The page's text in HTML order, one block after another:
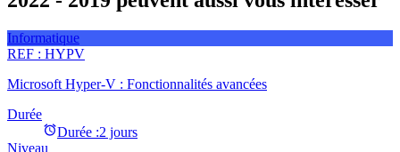
Informatique
REF : HYPV
Microsoft Hyper-V : Fonctionnalités avancées
Durée
Durée :2 jours
Niveau